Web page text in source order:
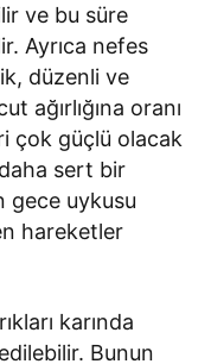
ve bu süre
Ayrıca nefes
düzenli ve
ağırlığına oranı
çok güçlü olacak
sert bir
gece uykusu
hareketler
karında
Bunun